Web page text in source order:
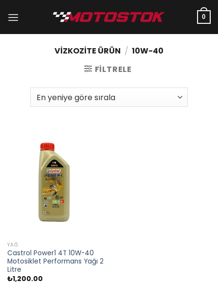
atla
0
VIZKOZITE ÜRÜN / 10W-40
FILTRELE
YAĞ
Castrol Power1 4T 10W-40
Motosiklet Performans Yağı 2
Litre
₺1,200.00